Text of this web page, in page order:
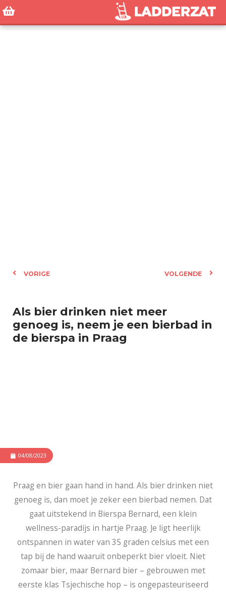
VORIGE VOLGENDE
Als bier drinken niet meer
genoeg is, neem je een bierbad in
de bierspa in Praag
04/08/2023
Praag en bier gaan hand in hand. Als bier drinken niet
genoeg is, dan moet je zeker een bierbad nemen. Dat
gaat uitstekend in Bierspa Bernard, een klein
wellness-paradijs in hartje Praag. Je ligt heerlijk
ontspannen in water van 35 graden celsius met een
tap bij de hand waaruit onbeperkt bier vloeit. Niet
zomaar bier, maar Bernard bier – gebrouwen met
eerste klas Tsjechische hop – is ongepasteuriseerd